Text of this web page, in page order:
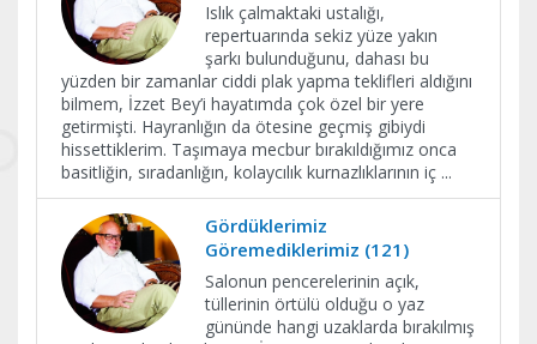
Islık çalmaktaki ustalığı,
repertuarında sekiz yüze yakın
şarkı bulunduğunu, dahası bu
yüzden bir zamanlar ciddi plak yapma teklifleri aldığını
bilmem, İzzet Bey’i hayatımda çok özel bir yere
getirmişti. Hayranlığın da ötesine geçmiş gibiydi
hissettiklerim. Taşımaya mecbur bırakıldığımız onca
basitliğin, sıradanlığın, kolaycılık kurnazlıklarının iç ...
Gördüklerimiz
Göremediklerimiz (121)
Salonun pencerelerinin açık,
tüllerinin örtülü olduğu o yaz
gününde hangi uzaklarda bırakılmış